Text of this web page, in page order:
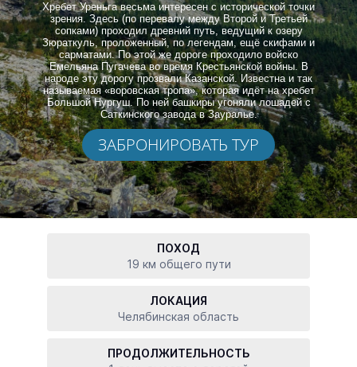
Хребет Уреньга весьма интересен с исторической точки
зрения. Здесь (по перевалу между Второй и Третьей
сопками) проходил древний путь, ведущий к озеру
Зюраткуль, проложенный, по легендам, ещё скифами и
сарматами. По этой же дороге проходило войско
Емельяна Пугачева во время Крестьянской войны. В
народе эту дорогу прозвали Казанской. Известна и так
называемая «воровская тропа», которая идёт на хребет
Большой Нургуш. По ней башкиры угоняли лошадей с
Саткинского завода в Зауралье.
ЗАБРОНИРОВАТЬ ТУР
ПОХОД
19 км общего пути
ЛОКАЦИЯ
Челябинская область
ПРОДОЛЖИТЕЛЬНОСТЬ